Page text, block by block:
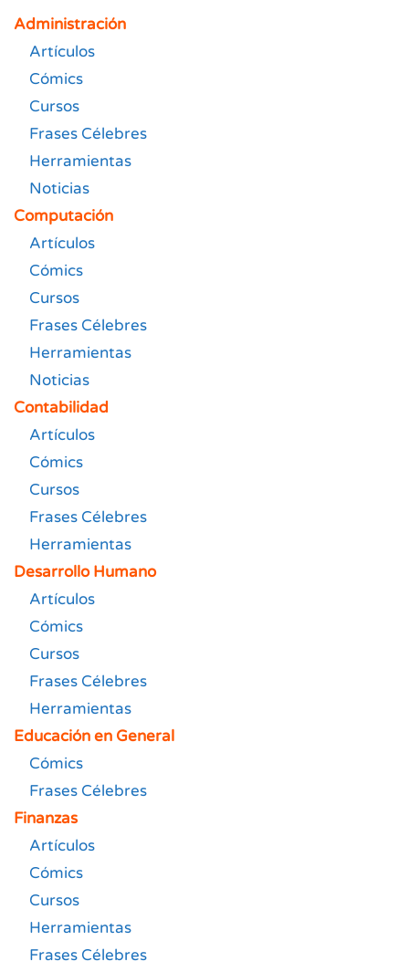
Administración
Artículos
Cómics
Cursos
Frases Célebres
Herramientas
Noticias
Computación
Artículos
Cómics
Cursos
Frases Célebres
Herramientas
Noticias
Contabilidad
Artículos
Cómics
Cursos
Frases Célebres
Herramientas
Desarrollo Humano
Artículos
Cómics
Cursos
Frases Célebres
Herramientas
Educación en General
Cómics
Frases Célebres
Finanzas
Artículos
Cómics
Cursos
Herramientas
Frases Célebres